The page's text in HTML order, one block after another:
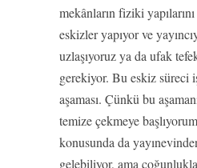
mekânların fiziki
eskizler yapıyor ve
uzlaşıyoruz ya da ufak
gerekiyor. Bu eskiz süreci
aşaması. Çünkü bu
temize çekmeye
konusunda da
gelebiliyor, ama